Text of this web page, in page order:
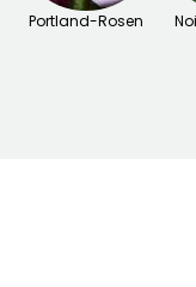
Portland-Rosen